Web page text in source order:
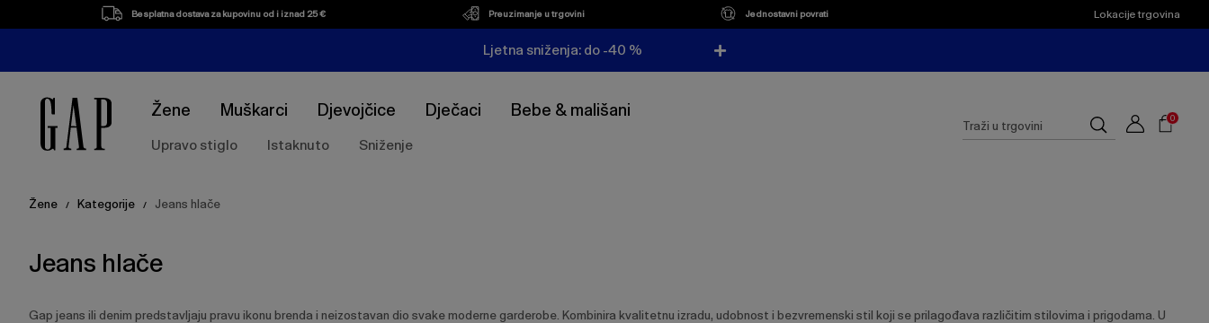
Besplatna dostava za kupovinu od i iznad 25 € Preuzimanje u trgovini Jednostavni povrati Lokacije trgovina
Ljetna sniženja: do -40 %
Žene Muškarci Djevojčice Dječaci Bebe & mališani
Upravo stiglo Istaknuto Sniženje
Suggested
site
content
Traži
u
0
Žene / Kategorije / Jeans hlače
Jeans hlače
Gap jeans ili denim predstavljaju pravu ikonu brenda i neizostavan dio svake moderne garderobe. Kombinira kvalitetnu izradu, udobnost i bezvremenski stil koji se prilagođava različitim stilovima i prigodama. U
Popis
proizvoda